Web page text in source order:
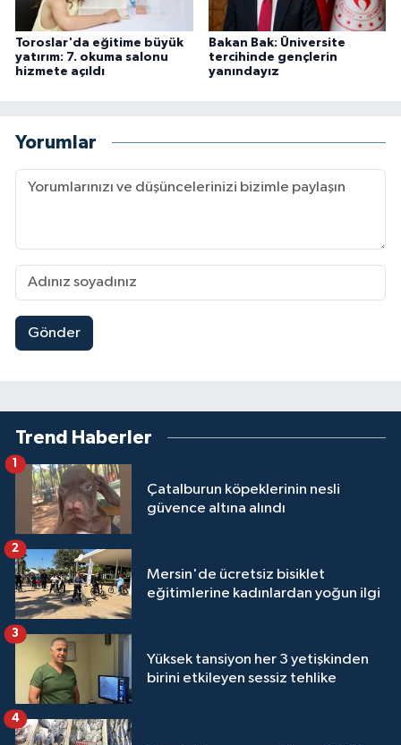
Toroslar'da eğitime büyük
yatırım: 7. okuma salonu
hizmete açıldı
Bakan Bak: Üniversite
tercihinde gençlerin
yanındayız
Yorumlar
Gönder
Trend Haberler
Çatalburun köpeklerinin nesli
güvence altına alındı
Mersin'de ücretsiz bisiklet
eğitimlerine kadınlardan yoğun ilgi
2
Yüksek tansiyon her 3 yetişkinden
birini etkileyen sessiz tehlike
3
4